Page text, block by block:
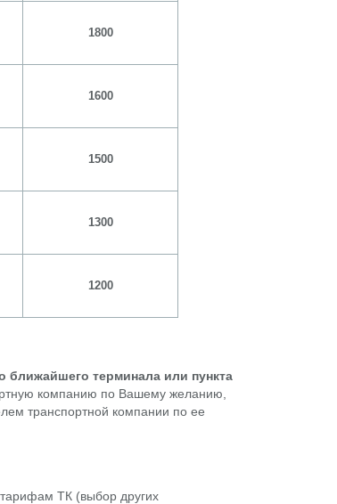
1800
1600
1500
1300
1200
ближайшего терминала или пункта
компанию по Вашему желанию,
транспортной компании по ее
ТК (выбор других